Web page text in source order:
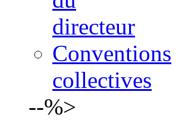
directeur
Conventions
collectives
--%>